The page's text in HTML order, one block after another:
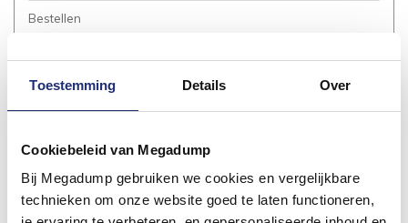
Toestemming Details Over
Cookiebeleid van Megadump
Bij Megadump gebruiken we cookies en vergelijkbare
technieken om onze website goed te laten functioneren,
Bestellen
Bezorgen / Afhalen
Garantie / Klachten
Service Aanvraag